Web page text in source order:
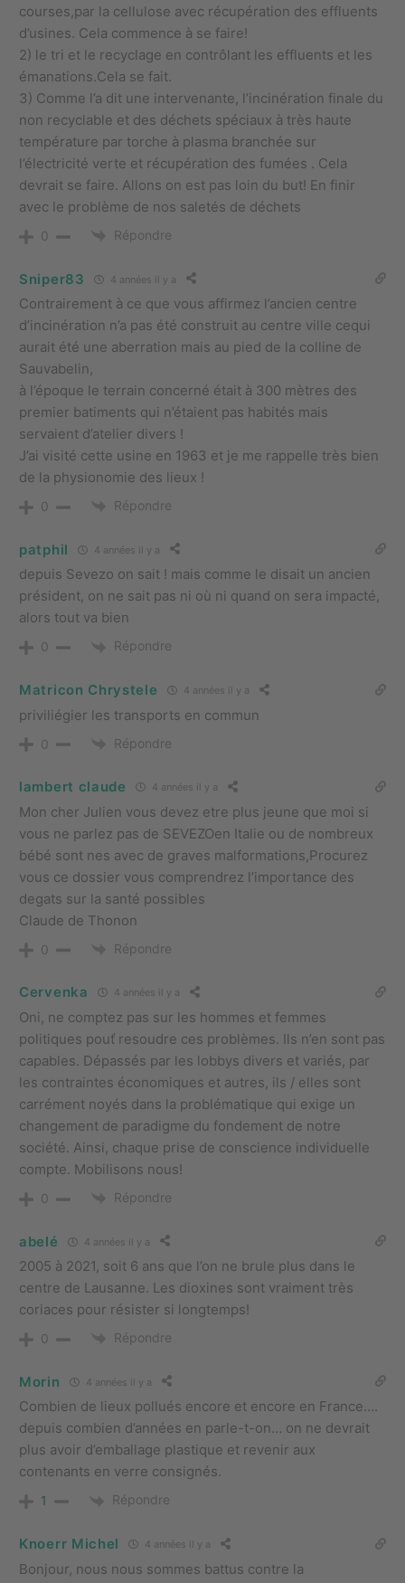
courses,par la cellulose avec récupération des effluents
d’usines. Cela commence à se faire!
2) le tri et le recyclage en contrôlant les effluents et les
émanations.Cela se fait.
3) Comme l’a dit une intervenante, l’incinération finale du
non recyclable et des déchets spéciaux à très haute
température par torche à plasma branchée sur
l’électricité verte et récupération des fumées . Cela
devrait se faire. Allons on est pas loin du but! En finir
avec le problème de nos saletés de déchets
0 Répondre
Sniper83 4 années il y a
Contrairement à ce que vous affirmez l’ancien centre
d’incinération n’a pas été construit au centre ville cequi
aurait été une aberration mais au pied de la colline de
Sauvabelin,
à l’époque le terrain concerné était à 300 mètres des
premier batiments qui n’étaient pas habités mais
servaient d’atelier divers !
J’ai visité cette usine en 1963 et je me rappelle très bien
de la physionomie des lieux !
0 Répondre
patphil 4 années il y a
depuis Sevezo on sait ! mais comme le disait un ancien
président, on ne sait pas ni où ni quand on sera impacté,
alors tout va bien
0 Répondre
Matricon Chrystele 4 années il y a
priviliégier les transports en commun
0 Répondre
lambert claude 4 années il y a
Mon cher Julien vous devez etre plus jeune que moi si
vous ne parlez pas de SEVEZOen Italie ou de nombreux
bébé sont nes avec de graves malformations,Procurez
vous ce dossier vous comprendrez l’importance des
degats sur la santé possibles
Claude de Thonon
0 Répondre
Cervenka 4 années il y a
Oni, ne comptez pas sur les hommes et femmes
politiques pouť resoudre ces problèmes. Ils n’en sont pas
capables. Dépassés par les lobbys divers et variés, par
les contraintes économiques et autres, ils / elles sont
carrément noyés dans la problématique qui exige un
changement de paradigme du fondement de notre
société. Ainsi, chaque prise de conscience individuelle
compte. Mobilisons nous!
0 Répondre
abelé 4 années il y a
2005 à 2021, soit 6 ans que l’on ne brule plus dans le
centre de Lausanne. Les dioxines sont vraiment très
coriaces pour résister si longtemps!
0 Répondre
Morin 4 années il y a
Combien de lieux pollués encore et encore en France….
depuis combien d’années en parle-t-on… on ne devrait
plus avoir d’emballage plastique et revenir aux
contenants en verre consignés.
1 Répondre
Knoerr Michel 4 années il y a
Bonjour, nous nous sommes battus contre la